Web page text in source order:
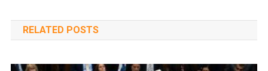
RELATED POSTS